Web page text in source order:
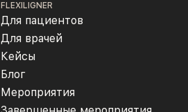
FLEXILIGNER
Для пациентов
Для врачей
Кейсы
Блог
Мероприятия